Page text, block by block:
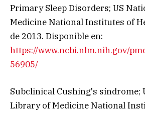
Primary Sleep Disorders; US
Medicine National Institutes of
de 2013. Disponible en:
https://www.ncbi.nlm.nih.gov/
56905/
Subclinical Cushing's síndrome;
Library of Medicine National